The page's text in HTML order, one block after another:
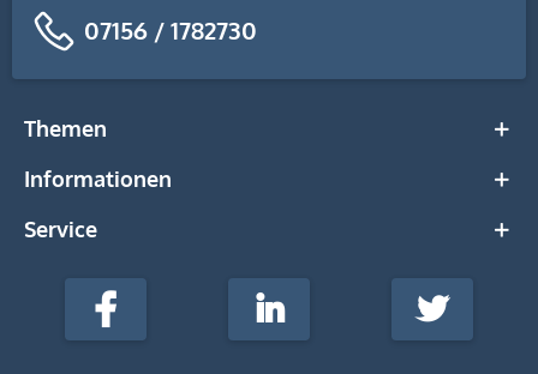
07156 / 1782730
Themen
Informationen
Service
stempel-
Media
Facebook LinkedIn Twitter